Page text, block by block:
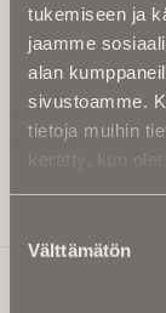
tukemiseen ja
jaamme
alan
sivustoamme.
tietoja muihin
kerätty, kun olet
valinta
Välttämätön
Uutiskirje on
Kirjoita tähän